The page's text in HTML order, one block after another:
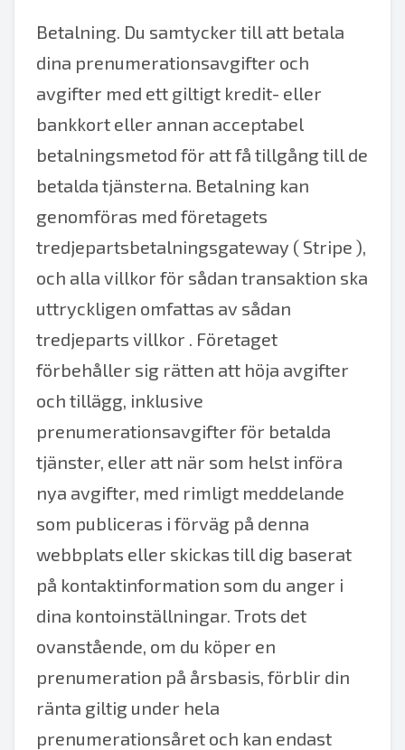
Betalning. Du samtycker till att betala
dina prenumerationsavgifter och
avgifter med ett giltigt kredit- eller
bankkort eller annan acceptabel
betalningsmetod för att få tillgång till de
betalda tjänsterna. Betalning kan
genomföras med företagets
tredjepartsbetalningsgateway ( Stripe ),
och alla villkor för sådan transaktion ska
uttryckligen omfattas av sådan
tredjeparts villkor . Företaget
förbehåller sig rätten att höja avgifter
och tillägg, inklusive
prenumerationsavgifter för betalda
tjänster, eller att när som helst införa
nya avgifter, med rimligt meddelande
som publiceras i förväg på denna
webbplats eller skickas till dig baserat
på kontaktinformation som du anger i
dina kontoinställningar. Trots det
ovanstående, om du köper en
prenumeration på årsbasis, förblir din
ränta giltig under hela
prenumerationsåret och kan endast